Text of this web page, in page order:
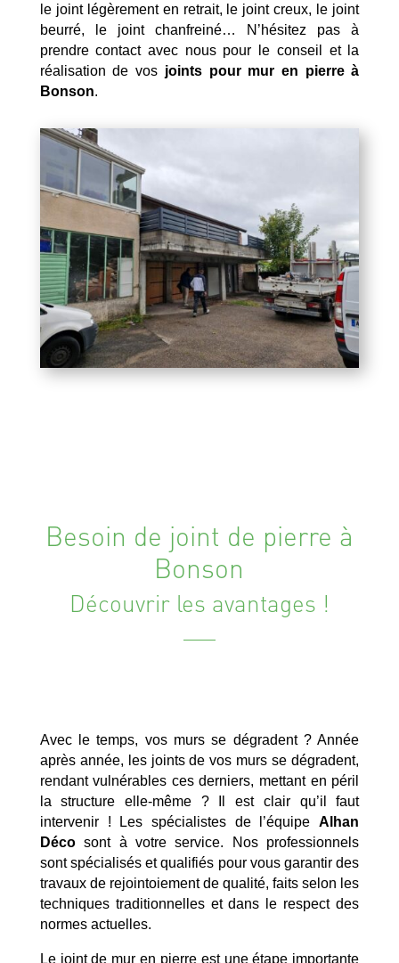
le joint légèrement en retrait, le joint creux, le joint
beurré, le joint chanfreiné… N’hésitez pas à
prendre contact avec nous pour le conseil et la
réalisation de vos joints pour mur en pierre à
Bonson.
Besoin de joint de pierre à
Bonson
Découvrir les avantages !
Avec le temps, vos murs se dégradent ? Année
après année, les joints de vos murs se dégradent,
rendant vulnérables ces derniers, mettant en péril
la structure elle-même ? Il est clair qu’il faut
intervenir ! Les spécialistes de l’équipeAlhan
Décosont à votre service. Nos professionnels
sont spécialisés et qualifiés pour vous garantir des
travaux de rejointoiement de qualité, faits selon les
techniques traditionnelles et dans le respect des
normes actuelles.
Le joint de mur en pierre est une étape importante